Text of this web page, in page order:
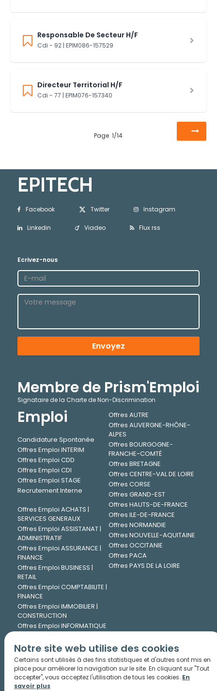
Notre site web utilise des cookies
Certains sont utilisés à des fins statistiques et d'autres sont mis en
place pour améliorer la navigation sur le site. En cliquant sur "Tout
accepter", vous acceptez l'utilisation de tous les cookies. En
savoir plus
Responsable De Secteur H/F
Cdi - 92 | EPIM086-157529
Directeur Territorial H/F
Cdi - 77 | EPIM076-157340
Page 1/14
EPITECH
Facebook Twitter Instagram
Linkedin Viadeo Flux rss
Ecrivez-nous
Envoyez
Membre de Prism'Emploi
Signataire de la Charte de Non-Discrimination
Emploi
Candidature Spontanée
Offres Emploi INTERIM
Offres Emploi CDD
Offres Emploi CDI
Offres Emploi STAGE
Recrutement Interne
Offres Emploi ACHATS |
SERVICES GENERAUX
Offres Emploi ASSISTANAT |
ADMINISTRATIF
Offres Emploi ASSURANCE |
FINANCE
Offres Emploi BUSINESS |
RETAIL
Offres Emploi COMPTABILITE |
FINANCE
Offres Emploi IMMOBILIER |
CONSTRUCTION
Offres Emploi INFORMATIQUE
Offres Emploi INGENIERIE |
TECHNIQUE
Offres Emploi JURIDIQUE
Offres Emploi LOGISTIQUE |
TRANSPORT
Offres AUTRE
Offres AUVERGNE-RHÔNE-
ALPES
Offres BOURGOGNE-
FRANCHE-COMTÉ
Offres BRETAGNE
Offres CENTRE-VAL DE LOIRE
Offres CORSE
Offres GRAND-EST
Offres HAUTS-DE-FRANCE
Offres ILE-DE-FRANCE
Offres NORMANDIE
Offres NOUVELLE-AQUITAINE
Offres OCCITANIE
Offres PACA
Offres PAYS DE LA LOIRE